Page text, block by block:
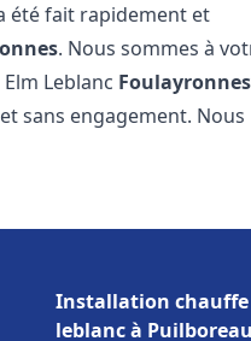
été fait rapidement et
. Nous sommes à
Leblanc Foulayronnes
sans engagement. Nous
Installation chauffe
leblanc à